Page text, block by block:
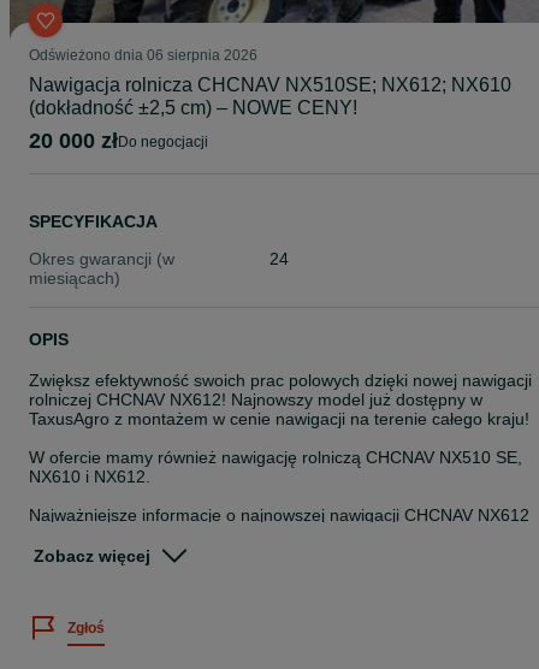
Odświeżono dnia 06 sierpnia 2026
Nawigacja rolnicza CHCNAV NX510SE; NX612; NX610
(dokładność ±2,5 cm) – NOWE CENY!
20 000 zł do negocjacji
SPECYFIKACJA
Okres gwarancji (w
miesiącach)
24
OPIS
Zwiększ efektywność swoich prac polowych dzięki nowej nawigacji
rolniczej CHCNAV NX612! Najnowszy model już dostępny w
TaxusAgro z montażem w cenie nawigacji na terenie całego kraju!
W ofercie mamy również nawigację rolniczą CHCNAV NX510 SE,
NX610 i NX612.
Najważniejsze informacje o najnowszej nawigacji CHCNAV NX612
trudnych warunkach
ekran dotykowy
- Intuicyjne oprogramowanie AgNav – obsługa wielu typów
Zobacz więcej
Zgłoś